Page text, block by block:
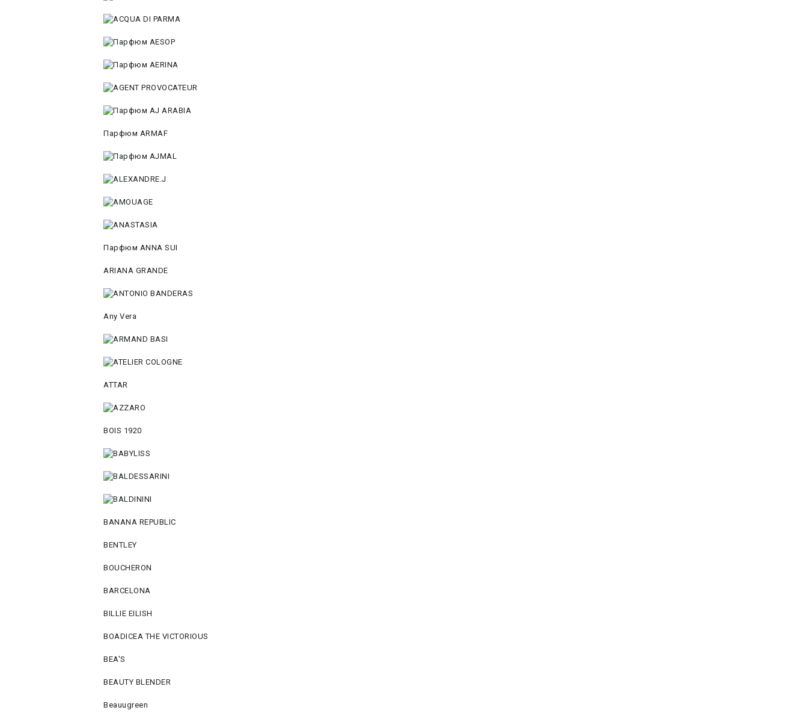
Парфюм ARMAF
Парфюм ANNA SUI
ARIANA GRANDE
Any Vera
ATTAR
BOIS 1920
BANANA REPUBLIC
BENTLEY
BOUCHERON
BARCELONA
BILLIE EILISH
BOADICEA THE VICTORIOUS
BEA'S
BEAUTY BLENDER
Beauugreen